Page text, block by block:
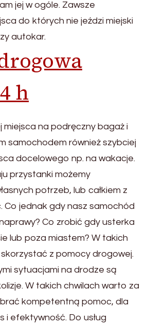
jej w ogóle. Zawsze
do których nie jeździ miejski
autokar.
h
miejsca na podręczny bagaż i
samochodem również szybciej
docelowego np. na wakacje.
przystanki możemy
potrzeb, lub całkiem z
Co jednak gdy nasz samochód
Co zrobić gdy usterka
lub poza miastem? W takich
z pomocy drogowej.
sytuacjami na drodze są
W takich chwilach warto za
kompetentną pomoc, dla
i efektywność. Do usług